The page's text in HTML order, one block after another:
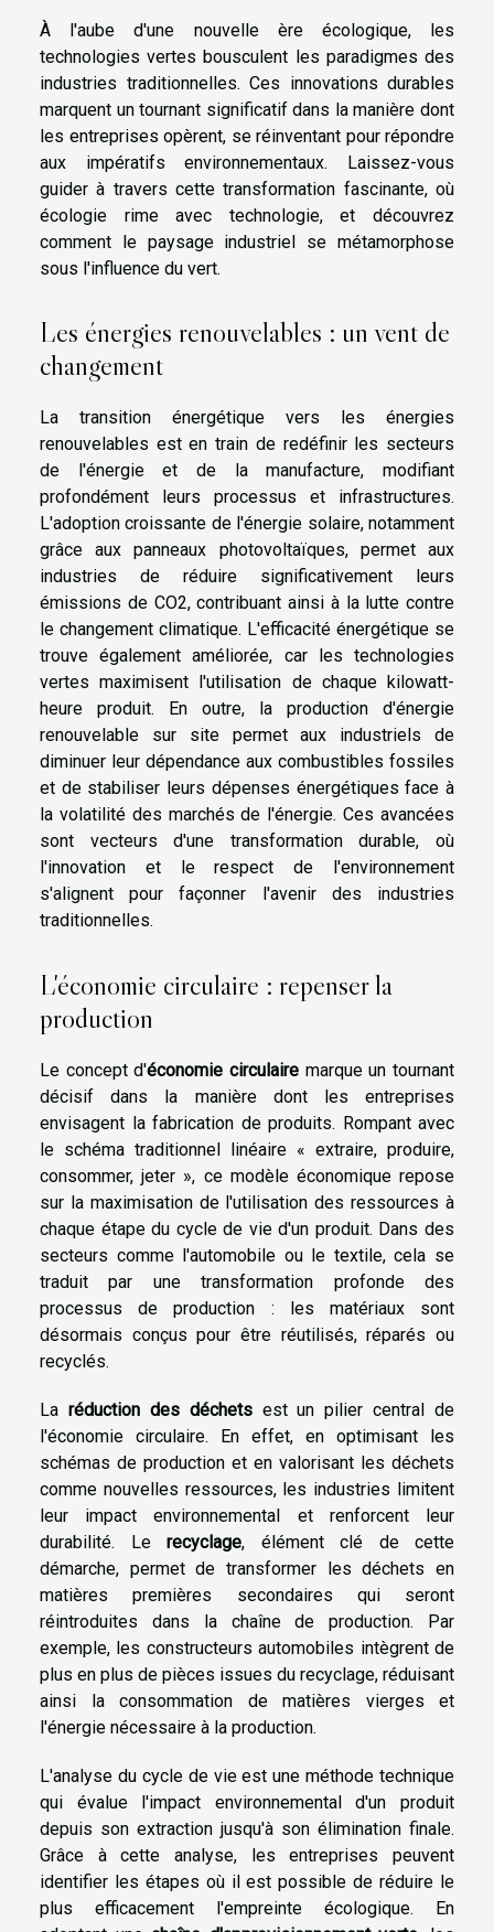
À l'aube d'une nouvelle ère écologique, les
technologies vertes bousculent les paradigmes des
industries traditionnelles. Ces innovations durables
marquent un tournant significatif dans la manière dont
les entreprises opèrent, se réinventant pour répondre
aux impératifs environnementaux. Laissez-vous
guider à travers cette transformation fascinante, où
écologie rime avec technologie, et découvrez
comment le paysage industriel se métamorphose
sous l'influence du vert.
Les énergies renouvelables : un vent de
changement
La transition énergétique vers les énergies
renouvelables est en train de redéfinir les secteurs
de l'énergie et de la manufacture, modifiant
profondément leurs processus et infrastructures.
L'adoption croissante de l'énergie solaire, notamment
grâce aux panneaux photovoltaïques, permet aux
industries de réduire significativement leurs
émissions de CO2, contribuant ainsi à la lutte contre
le changement climatique. L'efficacité énergétique se
trouve également améliorée, car les technologies
vertes maximisent l'utilisation de chaque kilowatt-
heure produit. En outre, la production d'énergie
renouvelable sur site permet aux industriels de
diminuer leur dépendance aux combustibles fossiles
et de stabiliser leurs dépenses énergétiques face à
la volatilité des marchés de l'énergie. Ces avancées
sont vecteurs d'une transformation durable, où
l'innovation et le respect de l'environnement
s'alignent pour façonner l'avenir des industries
traditionnelles.
L'économie circulaire : repenser la
production
Le concept d'économie circulaire marque un tournant
décisif dans la manière dont les entreprises
envisagent la fabrication de produits. Rompant avec
le schéma traditionnel linéaire « extraire, produire,
consommer, jeter », ce modèle économique repose
sur la maximisation de l'utilisation des ressources à
chaque étape du cycle de vie d'un produit. Dans des
secteurs comme l'automobile ou le textile, cela se
traduit par une transformation profonde des
processus de production : les matériaux sont
désormais conçus pour être réutilisés, réparés ou
recyclés.
La réduction des déchetsest un pilier central de
l'économie circulaire. En effet, en optimisant les
schémas de production et en valorisant les déchets
comme nouvelles ressources, les industries limitent
leur impact environnemental et renforcent leur
durabilité. Le recyclage, élément clé de cette
démarche, permet de transformer les déchets en
matières premières secondaires qui seront
réintroduites dans la chaîne de production. Par
exemple, les constructeurs automobiles intègrent de
plus en plus de pièces issues du recyclage, réduisant
ainsi la consommation de matières vierges et
l'énergie nécessaire à la production.
L'analyse du cycle de vie est une méthode technique
qui évalue l'impact environnemental d'un produit
depuis son extraction jusqu'à son élimination finale.
Grâce à cette analyse, les entreprises peuvent
identifier les étapes où il est possible de réduire le
plus efficacement l'empreinte écologique. En